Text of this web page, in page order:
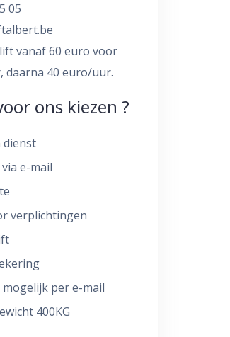
05
vanaf 60 euro voor
daarna 40 euro/uur.
ons kiezen ?
dienst
e-mail
verplichtingen
per e-mail
400KG